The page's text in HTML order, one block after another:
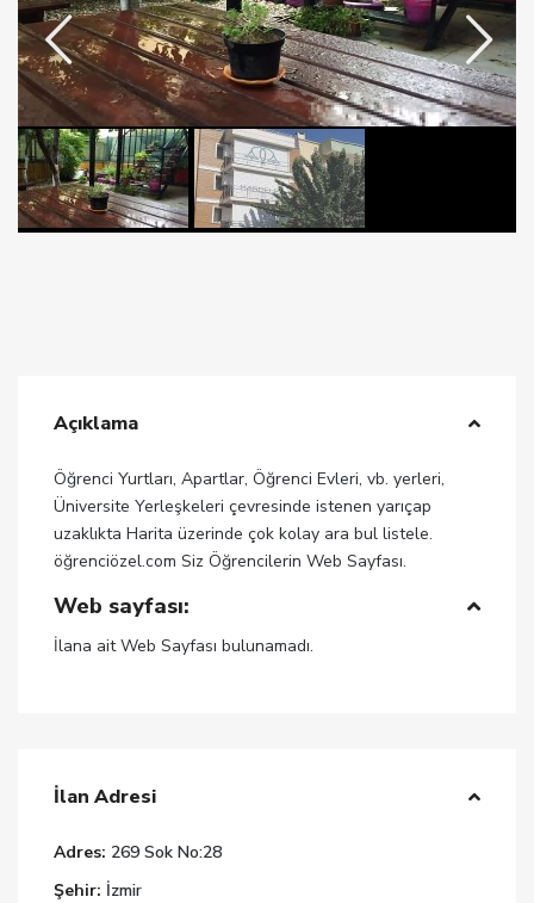
Açıklama
Öğrenci Yurtları, Apartlar, Öğrenci Evleri, vb. yerleri,
Üniversite Yerleşkeleri çevresinde istenen yarıçap
uzaklıkta Harita üzerinde çok kolay ara bul listele.
öğrenciözel.com Siz Öğrencilerin Web Sayfası.
Web sayfası:
İlana ait Web Sayfası bulunamadı.
İlan Adresi
Adres: 269 Sok No:28
Şehir: İzmir